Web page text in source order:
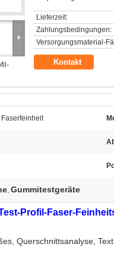
Lieferzeit:
Zahlungsbedingungen:
Versorgungsmaterial-
Kontakt
, Gummitestgeräte
Profil-Faser-
Querschnittsanalyse,